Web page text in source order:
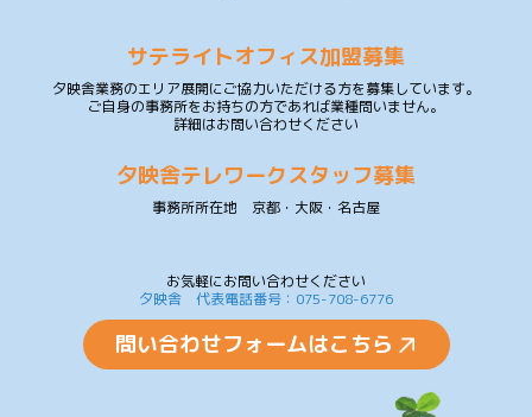
サテライトオフィス加盟募集
夕映舎業務のエリア展開にご協力いただける方を募集しています。
ご自身の事務所をお持ちの方であれば業種問いません。
詳細はお問い合わせください
夕映舎テレワークスタッフ募集
事務所所在地 京都・大阪・名古屋
お気軽にお問い合わせください
夕映舎 代表電話番号：075-708-6776
問い合わせフォームはこちら